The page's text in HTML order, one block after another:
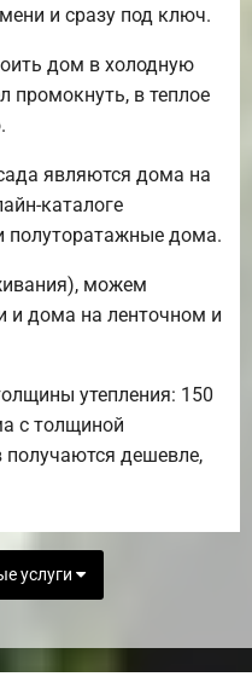
и сразу под ключ.
дом в холодную
промокнуть, в теплое
являются дома на
каталоге
полуторатажные дома.
можем
и дома на ленточном и
утепления: 150
с толщиной
получаются дешевле,
услуги